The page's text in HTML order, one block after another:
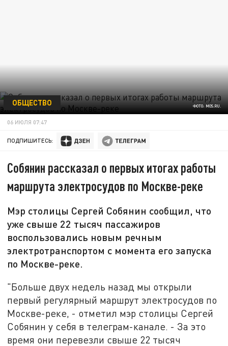
ФОТО: MOS.RU.
ОБЩЕСТВО
06 ИЮЛЯ 07:47
ПОДПИШИТЕСЬ:
Собянин рассказал о первых итогах работы
маршрута электросудов по Москве-реке
Мэр столицы Сергей Собянин сообщил, что
уже свыше 22 тысяч пассажиров
воспользовались новым речным
электротранспортом с момента его запуска
по Москве-реке.
"Больше двух недель назад мы открыли
первый регулярный маршрут электросудов по
Москве-реке, - отметил мэр столицы Сергей
Собянин у себя в телеграм-канале. - За это
время они перевезли свыше 22 тысяч